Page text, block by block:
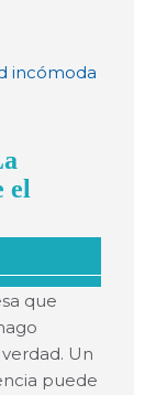
el
que
Un
puede